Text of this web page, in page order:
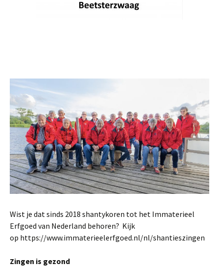
Wist je dat sinds 2018 shantykoren tot het Immaterieel
Erfgoed van Nederland behoren? Kijk
op https://www.immaterieelerfgoed.nl/nl/shantieszingen
Zingen is gezond